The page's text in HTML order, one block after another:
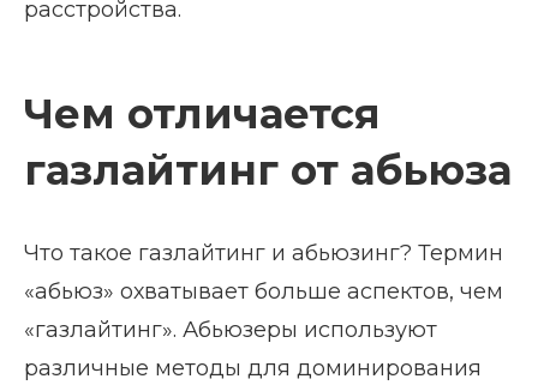
расстройства.
Чем отличается
газлайтинг от абьюза
Что такое газлайтинг и абьюзинг? Термин
«абьюз» охватывает больше аспектов, чем
«газлайтинг». Абьюзеры используют
различные методы для доминирования